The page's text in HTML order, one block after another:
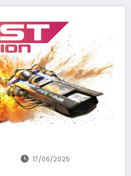
17/06/2025